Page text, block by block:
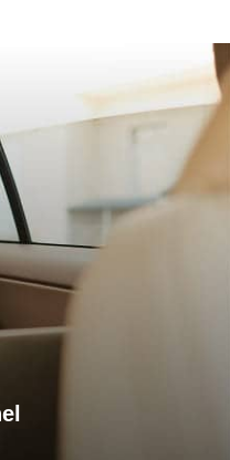
transport dédié aux
à vos besoins et à vos
vous, une réunion
service ponctuel, discret